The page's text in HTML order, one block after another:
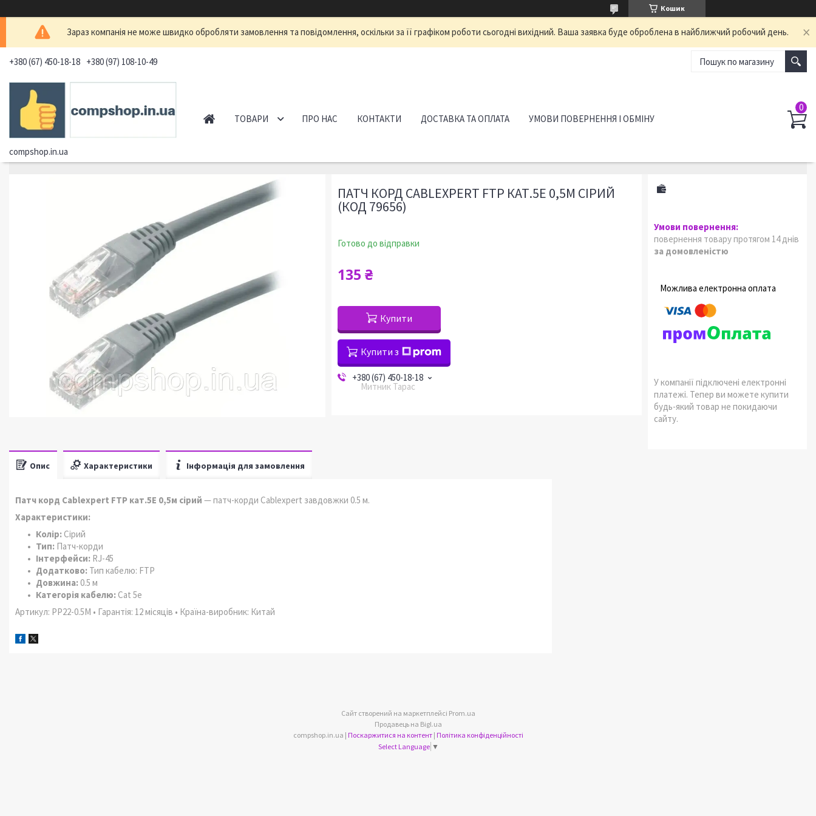
Кошик
Зараз компанія не може швидко обробляти замовлення та повідомлення, оскільки за її графіком роботи сьогодні вихідний. Ваша заявка буде оброблена в найближчий робочий день.
+380 (67) 450-18-18 +380 (97) 108-10-49
compshop.in.ua
ТОВАРИ ПРО НАС КОНТАКТИ ДОСТАВКА ТА ОПЛАТА УМОВИ ПОВЕРНЕННЯ І ОБМІНУ
ПАТЧ КОРД CABLEXPERT FTP КАТ.5E 0,5М СІРИЙ
(КОД 79656)
Готово до відправки
135 ₴
Купити
Купити з
+380 (67) 450-18-18
Митник Тарас
повернення товару протягом 14 днів
за домовленістю
У компанії підключені електронні
платежі. Тепер ви можете купити
будь-який товар не покидаючи
сайту.
Опис Характеристики Інформація для замовлення
Патч корд Cablexpert FTP кат.5E 0,5м сірий — патч-корди Cablexpert завдовжки 0.5 м.
Характеристики:
Колір: Сірий
Тип: Патч-корди
Інтерфейси: RJ-45
Додатково: Тип кабелю: FTP
Довжина: 0.5 м
Категорія кабелю: Cat 5e
Артикул: PP22-0.5M • Гарантія: 12 місяців • Країна-виробник: Китай
Сайт створений на маркетплейсі Prom.ua
Продавець на Bigl.ua
compshop.in.ua | Поскаржитися на контент | Політика конфіденційності
Select Language ▼